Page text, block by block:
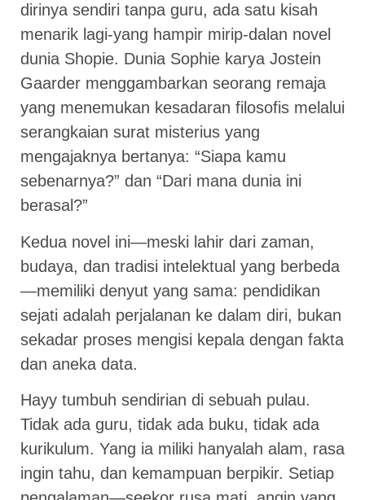
dirinya sendiri tanpa guru, ada satu kisah
menarik lagi-yang hampir mirip-dalan novel
dunia Shopie. Dunia Sophie karya Jostein
Gaarder menggambarkan seorang remaja
yang menemukan kesadaran filosofis melalui
serangkaian surat misterius yang
mengajaknya bertanya: “Siapa kamu
sebenarnya?” dan “Dari mana dunia ini
berasal?”
Kedua novel ini—meski lahir dari zaman,
budaya, dan tradisi intelektual yang berbeda
—memiliki denyut yang sama: pendidikan
sejati adalah perjalanan ke dalam diri, bukan
sekadar proses mengisi kepala dengan fakta
dan aneka data.
Hayy tumbuh sendirian di sebuah pulau.
Tidak ada guru, tidak ada buku, tidak ada
kurikulum. Yang ia miliki hanyalah alam, rasa
ingin tahu, dan kemampuan berpikir. Setiap